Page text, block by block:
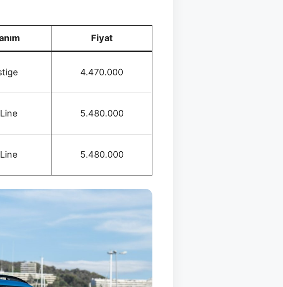
Fiyat
4.470.000
5.480.000
5.480.000